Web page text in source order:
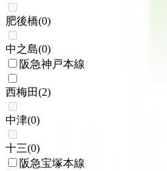
肥後橋(0)
中之島(0)
阪急神戸本線
西梅田(2)
中津(0)
十三(0)
阪急宝塚本線